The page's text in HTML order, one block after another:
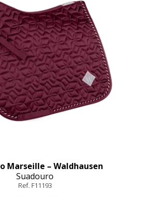
Marseille – Waldhausen
Suadouro
Ref. F11193